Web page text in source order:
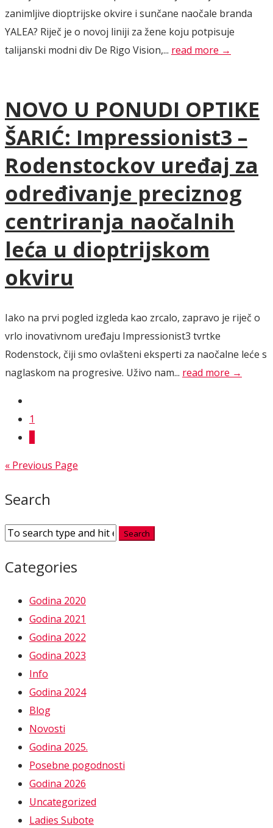
zanimljive dioptrijske okvire i sunčane naočale branda
YALEA? Riječ je o novoj liniji za žene koju potpisuje
talijanski modni div De Rigo Vision,... read more →
NOVO U PONUDI OPTIKE
ŠARIĆ: Impressionist3 –
Rodenstockov uređaj za
određivanje preciznog
centriranja naočalnih
leća u dioptrijskom
okviru
Iako na prvi pogled izgleda kao zrcalo, zapravo je riječ o
vrlo inovativnom uređaju Impressionist3 tvrtke
Rodenstock, čiji smo ovlašteni eksperti za naočalne leće s
naglaskom na progresive. Uživo nam... read more →
1
« Previous Page
Search
Categories
Godina 2020
Godina 2021
Godina 2022
Godina 2023
Info
Godina 2024
Blog
Novosti
Godina 2025.
Posebne pogodnosti
Godina 2026
Uncategorized
Ladies Subote